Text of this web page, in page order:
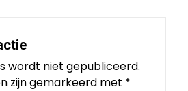
wordt niet gepubliceerd.
zijn gemarkeerd met *